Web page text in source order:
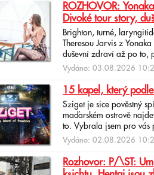
ROZHOVOR:
Divoké tour story,
Brighton, turné,
Theresou Jarvis z
duševní zdraví až po to,
Vydáno: 03.08.2026
15 kapel, který
Sziget je sice pověstný
maďarském ostrově
to. Vybrala jsem pro vás
Vydáno: 02.08.2026
Rozhovor: P/\ST: